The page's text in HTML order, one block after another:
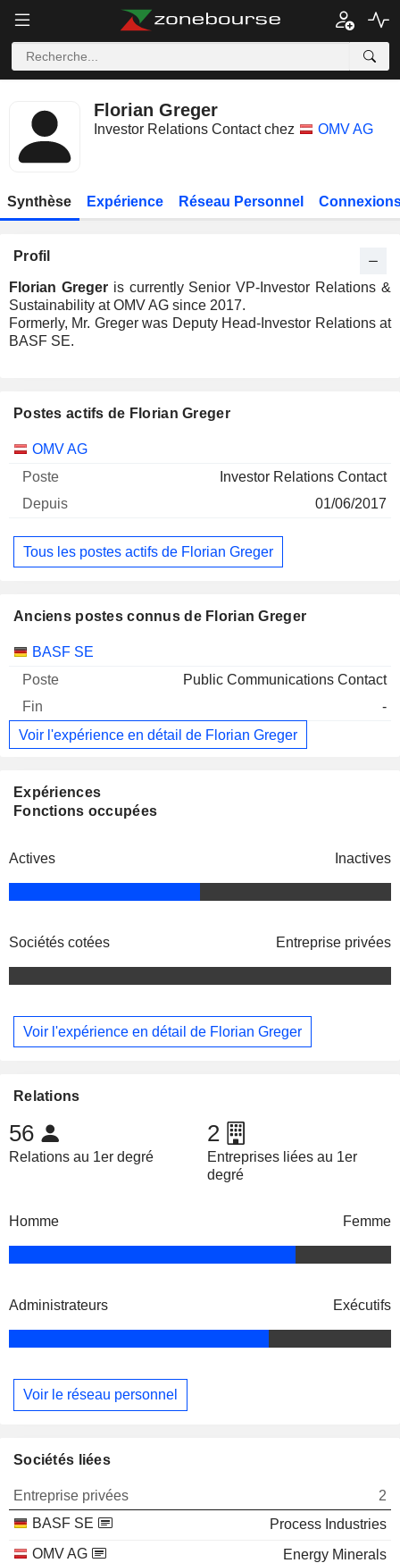
Florian Greger
Investor Relations Contact chez OMV AG
Synthèse Expérience Réseau Personnel
Profil
Florian Gregeris currently Senior VP-Investor Relations &
Sustainability at OMV AG since 2017.
Formerly, Mr. Greger was Deputy Head-Investor Relations at
BASF SE.
Postes actifs de Florian Greger
Sociétés Poste
OMV AG
Investor Relations Contact
01/06/2017
Tous les postes actifs de Florian Greger
Anciens postes connus de Florian Greger
Sociétés Poste
BASF SE
Public Communications Contact
-
Voir l'expérience en détail de Florian Greger
Expériences
Fonctions occupées
Actives Inactives
Sociétés cotées Entreprise privées
Voir l'expérience en détail de Florian Greger
Relations
56
Relations au 1er degré
2
Entreprises liées au 1er
degré
Homme Femme
Administrateurs Exécutifs
Voir le réseau personnel
Sociétés liées
Entreprise privées
2
BASF SE
Process Industries
OMV AG
Energy Minerals